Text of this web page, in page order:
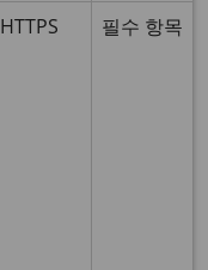
HTTPS 필수 항목